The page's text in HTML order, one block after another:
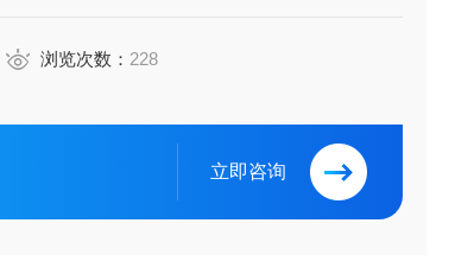
浏览次数： 228
立即咨询